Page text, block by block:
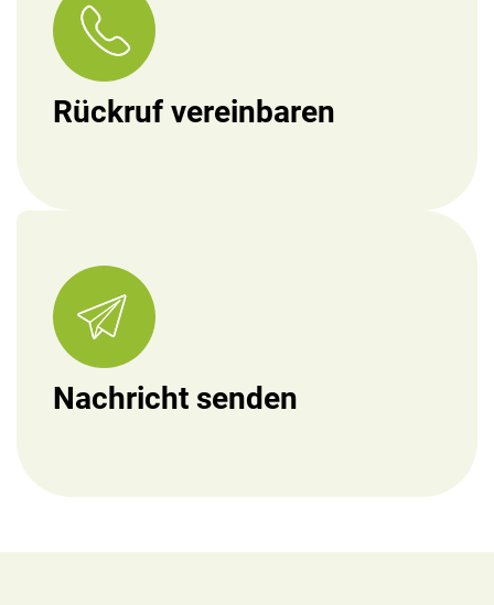
Rückruf vereinbaren
Nachricht senden